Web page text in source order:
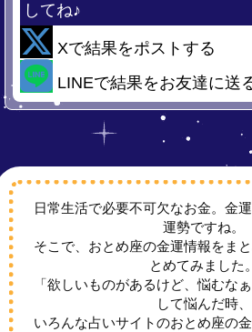
してね♪
Xで結果をポストする
LINEで結果をお友達に送
日常生活で必要不可欠なお金。金
運勢ですね。
そこで、おとめ座の金運情報をま
とめてみました。
「欲しいものがあるけど、悩むな
して悩んだ時、
いろんな占いサイトのおとめ座の